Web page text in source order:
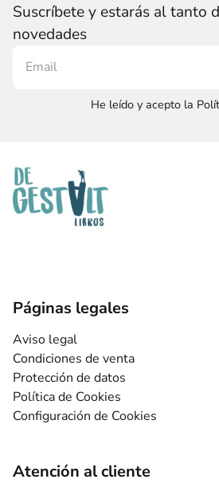
Suscríbete y estarás al tanto
novedades
He leído y acepto la
Páginas legales
Aviso legal
Condiciones de venta
Protección de datos
Política de Cookies
Configuración de Cookies
Atención al cliente